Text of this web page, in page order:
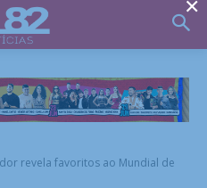
revela favoritos ao Mundial de